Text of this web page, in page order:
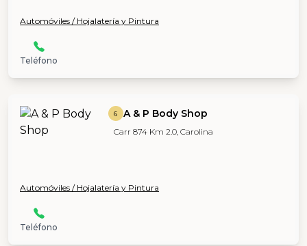
Automóviles / Hojalatería y Pintura
Teléfono
6 A & P Body Shop
Carr 874 Km 2.0, Carolina
Automóviles / Hojalatería y Pintura
Teléfono